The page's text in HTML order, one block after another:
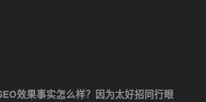
效果事实怎么样？因为太好招同行眼